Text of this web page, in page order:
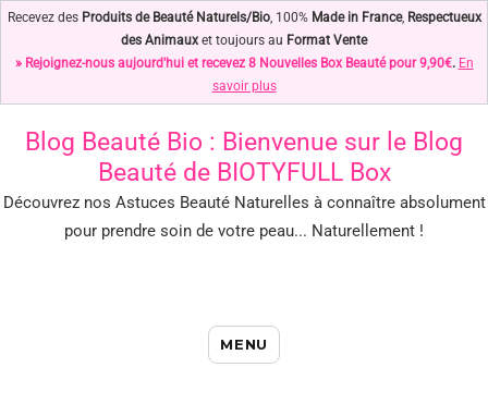
Recevez des Produits de Beauté Naturels/Bio, 100% Made in France, Respectueux
des Animauxet toujours au Format Vente
» Rejoignez-nous aujourd'hui et recevez 8 Nouvelles Box Beauté pour 9,90€. En
savoir plus
Blog Beauté Bio : Bienvenue sur le Blog
Beauté de BIOTYFULL Box
Découvrez nos Astuces Beauté Naturelles à connaître absolument
pour prendre soin de votre peau... Naturellement !
Blog Beauté Bio : Notre Top des
Astuces Beauté Naturelles !
MENU